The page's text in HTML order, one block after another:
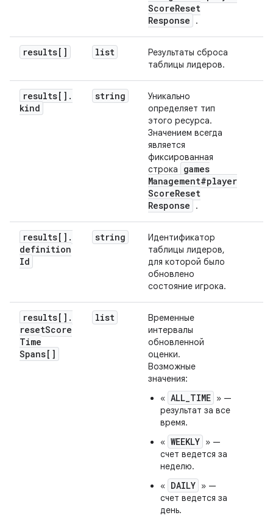
ScoreReset
Response
.
results[] list
Результаты сброса
таблицы лидеров.
results[] .
kind
string
Уникально
определяет тип
этого ресурса.
Значением всегда
является
фиксированная
строка
games
Management#player
ScoreReset
Response
.
results[] .
definition
Id
string
Идентификатор
таблицы лидеров,
для которой было
обновлено
состояние игрока.
results[] .
resetScore
Time
Spans[]
list
Временные
интервалы
обновленной
оценки.
Возможные
значения:
« ALL_TIME » —
результат за все
время.
« WEEKLY » —
счет ведется за
неделю.
« DAILY » —
счет ведется за
день.